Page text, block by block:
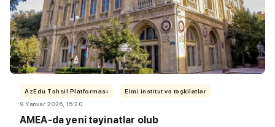
AzEdu Təhsil Platforması
Elmi institut və təşkilatlar
9 Yanvar 2026, 15:20
AMEA-da yeni təyinatlar olub